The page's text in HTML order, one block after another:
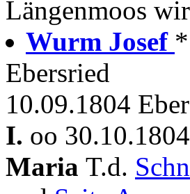
Längenmoos
Wurm Josef
Ebersried
10.09.1804
I. oo
Maria T.d.